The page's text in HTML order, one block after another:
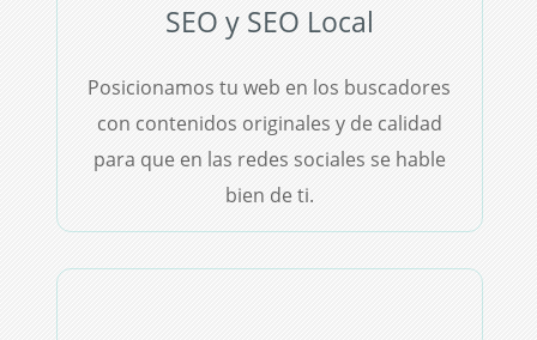
SEO y SEO Local
Posicionamos tu web en los buscadores
con contenidos originales y de calidad
para que en las redes sociales se hable
bien de ti.